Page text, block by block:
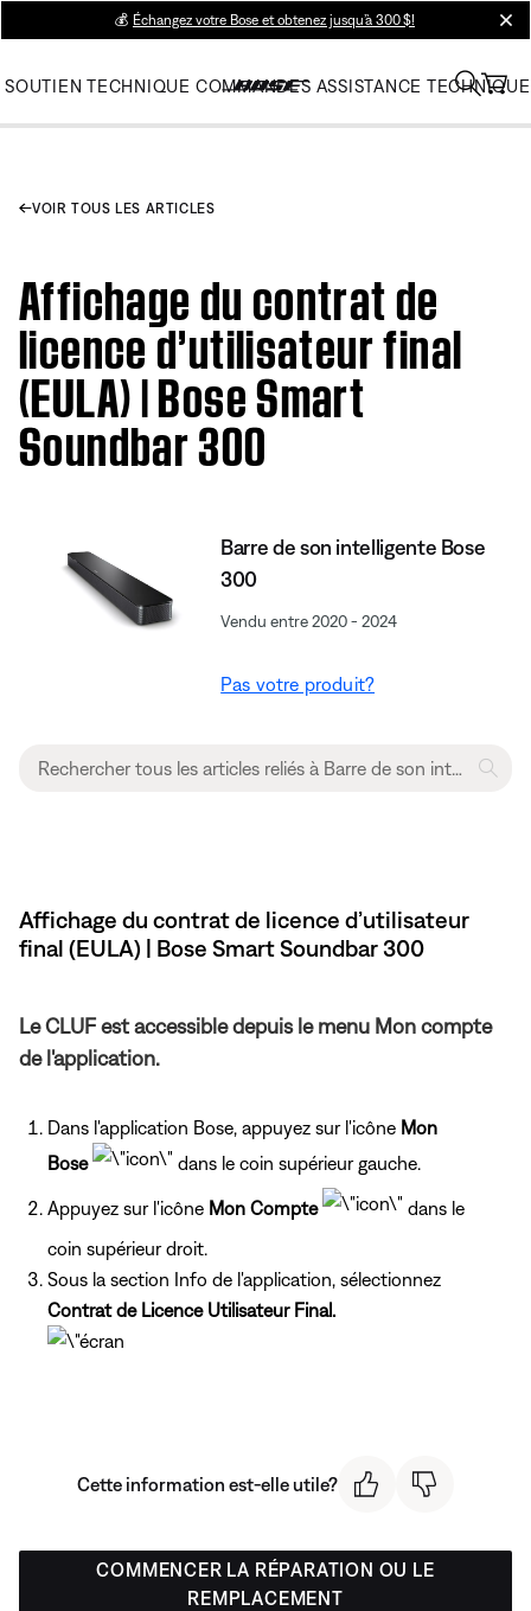
💰 Échangez votre Bose et obtenez jusqu’à 300 $!
SOUTIEN TECHNIQUE COMMANDES ASSISTANCE TECHNIQUE
VOIR TOUS LES ARTICLES
Affichage du contrat de
licence d’utilisateur final
(EULA) | Bose Smart
Soundbar 300
Barre de son intelligente Bose
300
Vendu entre 2020 - 2024
Pas votre produit?
Affichage du contrat de licence d’utilisateur
final (EULA) | Bose Smart Soundbar 300
Le CLUF est accessible depuis le menu Mon compte
de l'application.
Dans l'application Bose, appuyez sur l'icône Mon
Bose
dans le coin supérieur gauche.
Appuyez sur l'icône Mon Compte
dans le
coin supérieur droit.
Sous la section Info de l'application, sélectionnez
Contrat de Licence Utilisateur Final.
Cette information est-elle utile?
COMMENCER LA RÉPARATION OU LE
REMPLACEMENT